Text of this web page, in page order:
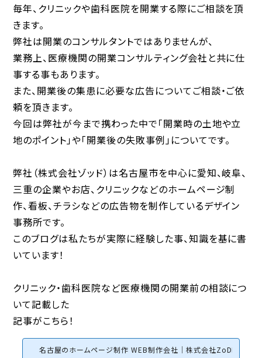
毎年、クリニックや歯科医院を開業する際にご相談を頂
きます。
弊社は開業のコンサルタントではありませんが、
業務上、医療機関の開業コンサルティング会社と共に仕
事する事もあります。
また、開業後の集患に必要な広告についてご相談・ご依
頼を頂きます。
今回は弊社が今まで携わった中で「開業時の土地や立
地のポイント」や「開業後の失敗事例」についてです。
弊社（株式会社ゾッド）は名古屋市を中心に愛知、岐阜、
三重の企業やお店、クリニックなどのホームページ制
作、看板、チラシなどの広告物を制作しているデザイン
事務所です。
このブログは私たちが実際に経験した事、知識を基に書
いています！
クリニック・歯科医院など医療機関の開業前の相談につ
いて記載した
記事がこちら！
名古屋のホームページ制作 WEB制作会社｜株式会社ZoDDo